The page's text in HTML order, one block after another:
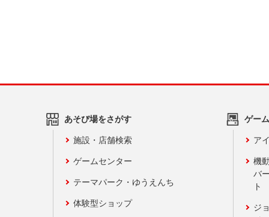
あそび場をさがす
施設・店舗検索
ゲームセンター
テーマパーク・ゆうえんち
体験型ショップ
ゲー
ア
機
バ
ト
ジ